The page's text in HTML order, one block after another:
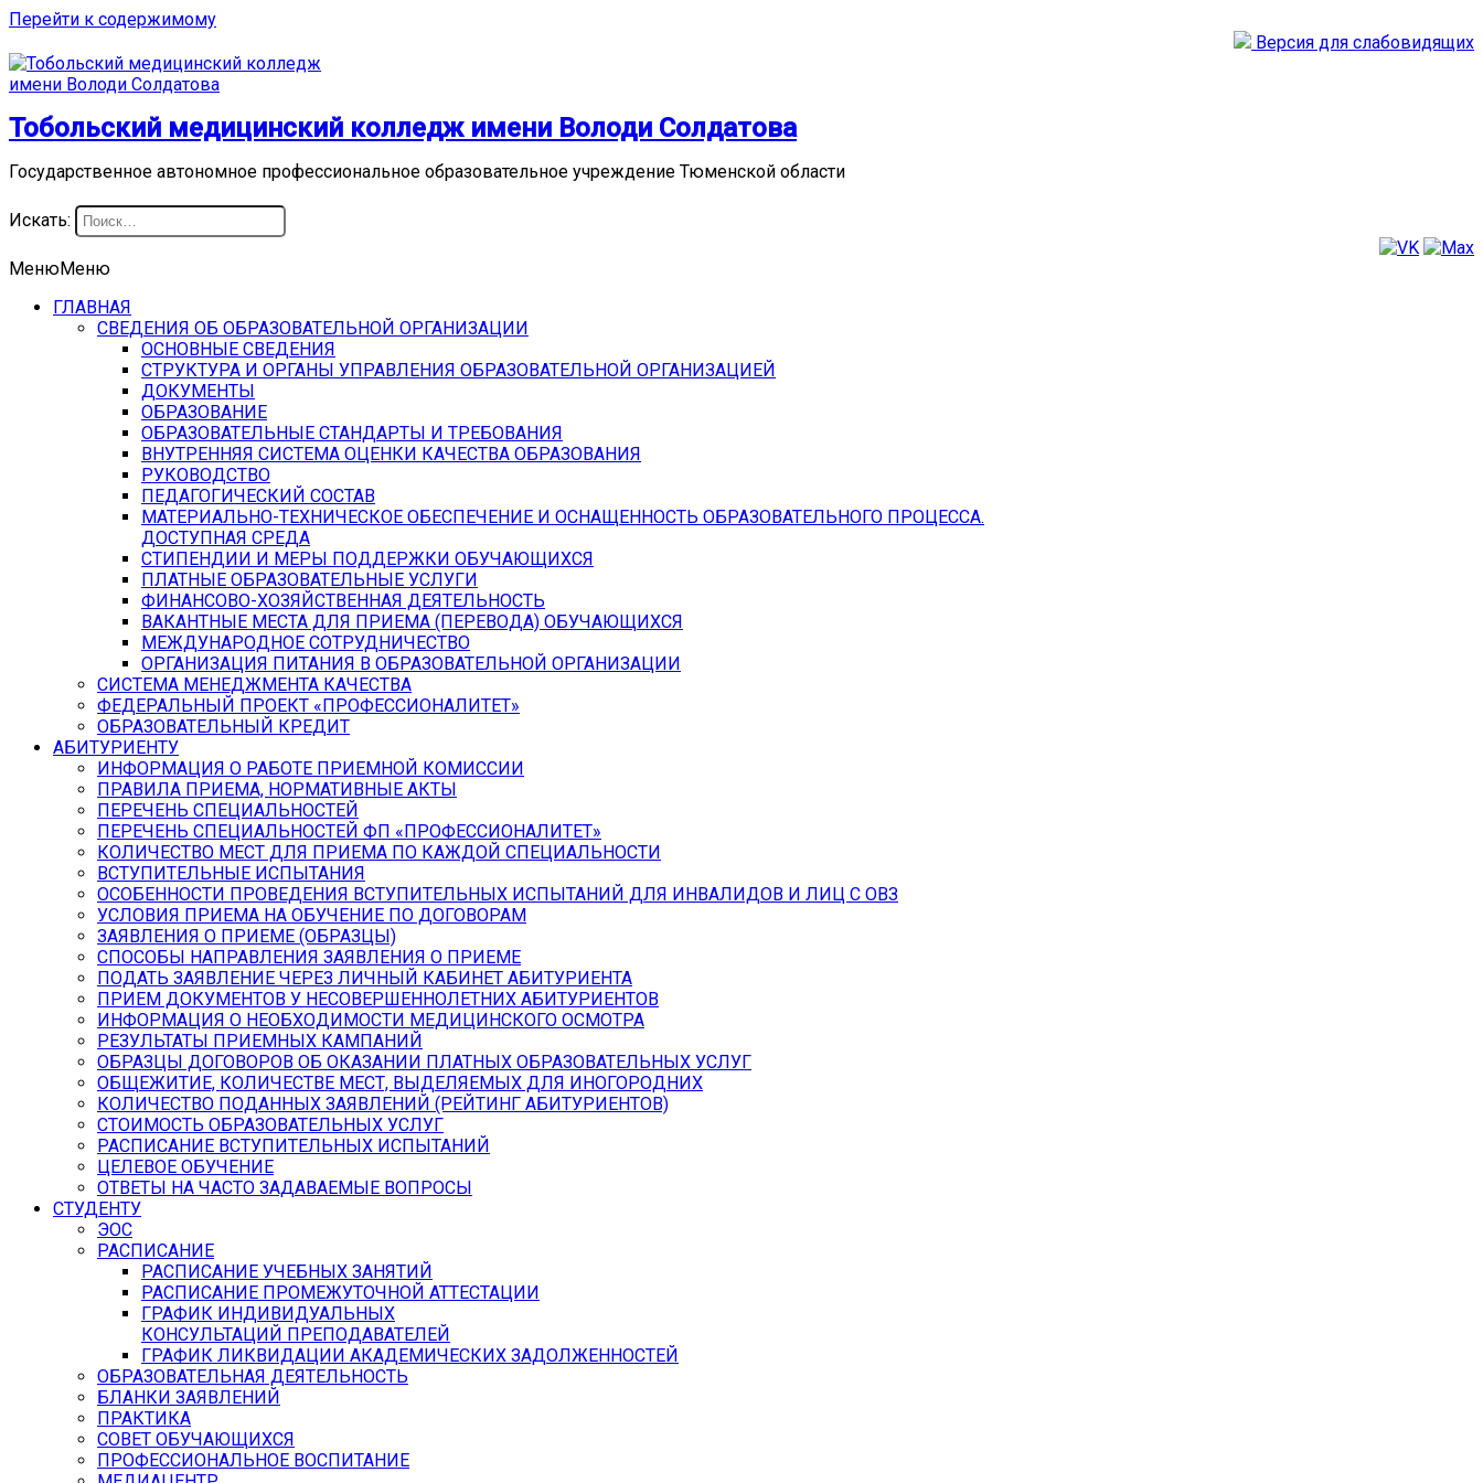
Перейти к содержимому
Версия для слабовидящих
Тобольский медицинский колледж имени Володи Солдатова
Государственное автономное профессиональное образовательное учреждение Тюменской области
Искать:
МенюМеню
ГЛАВНАЯ
СВЕДЕНИЯ ОБ ОБРАЗОВАТЕЛЬНОЙ ОРГАНИЗАЦИИ
ОСНОВНЫЕ СВЕДЕНИЯ
СТРУКТУРА И ОРГАНЫ УПРАВЛЕНИЯ ОБРАЗОВАТЕЛЬНОЙ ОРГАНИЗАЦИЕЙ
ДОКУМЕНТЫ
ОБРАЗОВАНИЕ
ОБРАЗОВАТЕЛЬНЫЕ СТАНДАРТЫ И ТРЕБОВАНИЯ
ВНУТРЕННЯЯ СИСТЕМА ОЦЕНКИ КАЧЕСТВА ОБРАЗОВАНИЯ
РУКОВОДСТВО
ПЕДАГОГИЧЕСКИЙ СОСТАВ
МАТЕРИАЛЬНО-ТЕХНИЧЕСКОЕ ОБЕСПЕЧЕНИЕ И ОСНАЩЕННОСТЬ ОБРАЗОВАТЕЛЬНОГО ПРОЦЕССА.
ДОСТУПНАЯ СРЕДА
СТИПЕНДИИ И МЕРЫ ПОДДЕРЖКИ ОБУЧАЮЩИХСЯ
ПЛАТНЫЕ ОБРАЗОВАТЕЛЬНЫЕ УСЛУГИ
ФИНАНСОВО-ХОЗЯЙСТВЕННАЯ ДЕЯТЕЛЬНОСТЬ
ВАКАНТНЫЕ МЕСТА ДЛЯ ПРИЕМА (ПЕРЕВОДА) ОБУЧАЮЩИХСЯ
МЕЖДУНАРОДНОЕ СОТРУДНИЧЕСТВО
ОРГАНИЗАЦИЯ ПИТАНИЯ В ОБРАЗОВАТЕЛЬНОЙ ОРГАНИЗАЦИИ
СИСТЕМА МЕНЕДЖМЕНТА КАЧЕСТВА
ФЕДЕРАЛЬНЫЙ ПРОЕКТ «ПРОФЕССИОНАЛИТЕТ»
ОБРАЗОВАТЕЛЬНЫЙ КРЕДИТ
АБИТУРИЕНТУ
ИНФОРМАЦИЯ О РАБОТЕ ПРИЕМНОЙ КОМИССИИ
ПРАВИЛА ПРИЕМА, НОРМАТИВНЫЕ АКТЫ
ПЕРЕЧЕНЬ СПЕЦИАЛЬНОСТЕЙ
ПЕРЕЧЕНЬ СПЕЦИАЛЬНОСТЕЙ ФП «ПРОФЕССИОНАЛИТЕТ»
КОЛИЧЕСТВО МЕСТ ДЛЯ ПРИЕМА ПО КАЖДОЙ СПЕЦИАЛЬНОСТИ
ВСТУПИТЕЛЬНЫЕ ИСПЫТАНИЯ
ОСОБЕННОСТИ ПРОВЕДЕНИЯ ВСТУПИТЕЛЬНЫХ ИСПЫТАНИЙ ДЛЯ ИНВАЛИДОВ И ЛИЦ С ОВЗ
УСЛОВИЯ ПРИЕМА НА ОБУЧЕНИЕ ПО ДОГОВОРАМ
ЗАЯВЛЕНИЯ О ПРИЕМЕ (ОБРАЗЦЫ)
СПОСОБЫ НАПРАВЛЕНИЯ ЗАЯВЛЕНИЯ О ПРИЕМЕ
ПОДАТЬ ЗАЯВЛЕНИЕ ЧЕРЕЗ ЛИЧНЫЙ КАБИНЕТ АБИТУРИЕНТА
ПРИЕМ ДОКУМЕНТОВ У НЕСОВЕРШЕННОЛЕТНИХ АБИТУРИЕНТОВ
ИНФОРМАЦИЯ О НЕОБХОДИМОСТИ МЕДИЦИНСКОГО ОСМОТРА
РЕЗУЛЬТАТЫ ПРИЕМНЫХ КАМПАНИЙ
ОБРАЗЦЫ ДОГОВОРОВ ОБ ОКАЗАНИИ ПЛАТНЫХ ОБРАЗОВАТЕЛЬНЫХ УСЛУГ
ОБЩЕЖИТИЕ, КОЛИЧЕСТВЕ МЕСТ, ВЫДЕЛЯЕМЫХ ДЛЯ ИНОГОРОДНИХ
КОЛИЧЕСТВО ПОДАННЫХ ЗАЯВЛЕНИЙ (РЕЙТИНГ АБИТУРИЕНТОВ)
СТОИМОСТЬ ОБРАЗОВАТЕЛЬНЫХ УСЛУГ
РАСПИСАНИЕ ВСТУПИТЕЛЬНЫХ ИСПЫТАНИЙ
ЦЕЛЕВОЕ ОБУЧЕНИЕ
ОТВЕТЫ НА ЧАСТО ЗАДАВАЕМЫЕ ВОПРОСЫ
СТУДЕНТУ
ЭОС
РАСПИСАНИЕ
РАСПИСАНИЕ УЧЕБНЫХ ЗАНЯТИЙ
РАСПИСАНИЕ ПРОМЕЖУТОЧНОЙ АТТЕСТАЦИИ
ГРАФИК ИНДИВИДУАЛЬНЫХ
КОНСУЛЬТАЦИЙ ПРЕПОДАВАТЕЛЕЙ
ГРАФИК ЛИКВИДАЦИИ АКАДЕМИЧЕСКИХ ЗАДОЛЖЕННОСТЕЙ
ОБРАЗОВАТЕЛЬНАЯ ДЕЯТЕЛЬНОСТЬ
БЛАНКИ ЗАЯВЛЕНИЙ
ПРАКТИКА
СОВЕТ ОБУЧАЮЩИХСЯ
ПРОФЕССИОНАЛЬНОЕ ВОСПИТАНИЕ